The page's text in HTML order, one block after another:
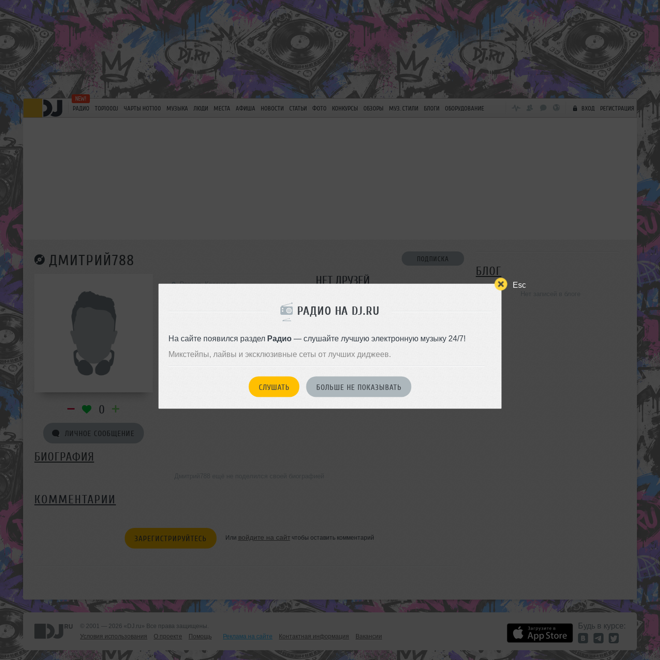
Esc
РАДИО НА DJ.RU
На сайте появился раздел Радио— слушайте лучшую электронную музыку 24/7!
Микстейпы, лайвы и эксклюзивные сеты от лучших диджеев.
СЛУШАТЬ БОЛЬШЕ НЕ ПОКАЗЫВАТЬ
РАДИО TOP100DJ ЧАРТЫ HOT100 МУЗЫКА ЛЮДИ МЕСТА АФИША НОВОСТИ СТАТЬИ ФОТО КОНКУРСЫ ОБЗОРЫ МУЗ. СТИЛИ БЛОГИ ОБОРУДОВАНИЕ ВХОД РЕГИСТРАЦИЯ
ДМИТРИЙ788 ПОДПИСКА
0
ЛИЧНОЕ СООБЩЕНИЕ
Россия, Краснодар НЕТ ДРУЗЕЙ
БИОГРАФИЯ
КОММЕНТАРИИ
ЗАРЕГИСТРИРУЙТЕСЬ Или войдите на сайтчтобы оставить комментарий
БЛОГ
© 2001 — 2026 «DJ.ru» Все права защищены.
Условия использования
О проекте Помощь Реклама на сайте Контактная информация Вакансии
Будь в курсе: